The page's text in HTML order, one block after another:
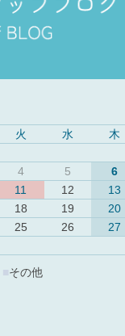
火 水 木
4 5 6
11 12 13
18 19 20
25 26 27
その他